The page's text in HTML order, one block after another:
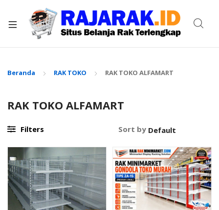
Beranda RAK TOKO RAK TOKO ALFAMART
RAK TOKO ALFAMART
Filters Sort by